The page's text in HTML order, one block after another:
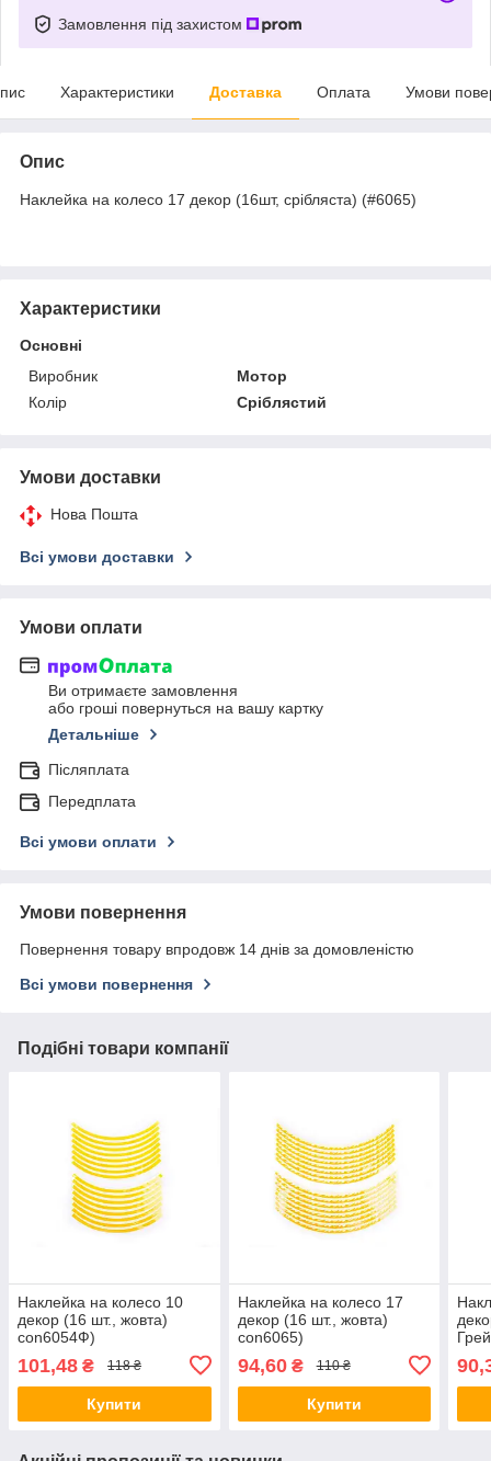
Замовлення під захистом
Характеристики Доставка Оплата Умови
Опис
Наклейка на колесо 17 декор (16шт, срібляста) (#6065)
Характеристики
Основні
Виробник
Мотор
Колір
Сріблястий
Умови доставки
Нова Пошта
Всі умови доставки
Умови оплати
Ви отримаєте замовлення
або гроші повернуться на вашу картку
Детальніше
Післяплата
Передплата
Всі умови оплати
Умови повернення
Повернення товару впродовж 14 днів за домовленістю
Всі умови повернення
Подібні товари компанії
Наклейка на колесо 10
декор (16 шт., жовта)
con6054Ф)
101,48 ₴ 118 ₴
Купити
Наклейка на колесо 17
декор (16 шт., жовта)
con6065)
94,60₴ 110 ₴
Купити